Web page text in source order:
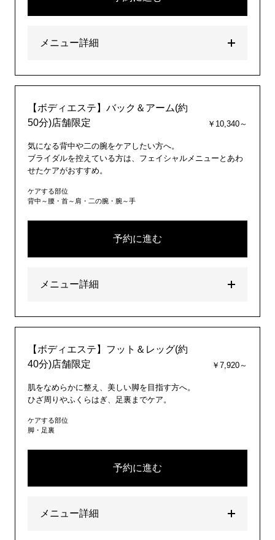
メニュー詳細
【ボディエステ】バック＆アーム(約
50分)店舗限定
￥10,340～
気になる背中や二の腕をケアしたい方へ。
ブライダルを控えている方は、フェイシャルメニューとあわ
せたケアがおすすめ。
ケアする部位
背中～腰・首～肩・二の腕・腕～手
予約に進む
メニュー詳細
【ボディエステ】フット＆レッグ(約
40分)店舗限定
￥7,920～
肌をなめらかに整え、美しい脚を目指す方へ。
ひざ周りやふくらはぎ、足裏までケア。
ケアする部位
脚・足裏
予約に進む
メニュー詳細